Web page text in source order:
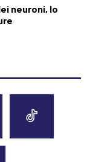
neuroni, lo